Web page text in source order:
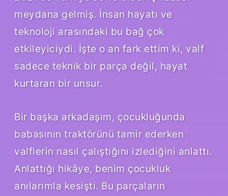
meydana gelmiş. İnsan hayatı ve
teknoloji arasındaki bu bağ çok
etkileyiciydi. İşte o an fark ettim ki, valf
sadece teknik bir parça değil, hayat
kurtaran bir unsur.
Bir başka arkadaşım, çocukluğunda
babasının traktörünü tamir ederken
valflerin nasıl çalıştığını izlediğini anlattı.
Anlattığı hikâye, benim çocukluk
anılarımla kesişti. Bu parçaların